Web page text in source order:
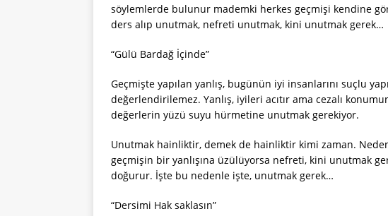
söylemlerde bulunur mademki herkes geçmişi kendine
ders alıp unutmak, nefreti unutmak, kini unutmak gerek…
“Gülü Bardağ İçinde”
Geçmişte yapılan yanlış, bugünün iyi insanlarını suçlu
değerlendirilemez. Yanlış, iyileri acıtır ama cezalı
değerlerin yüzü suyu hürmetine unutmak gerekiyor.
Unutmak hainliktir, demek de hainliktir kimi zaman.
geçmişin bir yanlışına üzülüyorsa nefreti, kini unutmak
doğurur. İşte bu nedenle işte, unutmak gerek…
“Dersimi Hak saklasın”